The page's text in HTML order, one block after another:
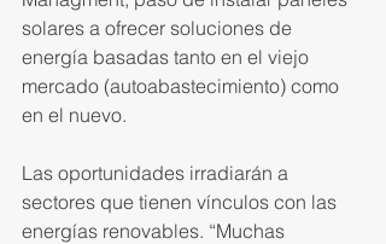
solares a ofrecer soluciones de
energía basadas tanto en el viejo
mercado (autoabasteci­miento) como
en el nuevo.
Las oportunidades irradiarán a
sectores que tienen vínculos con las
energías renovables. “Muchas